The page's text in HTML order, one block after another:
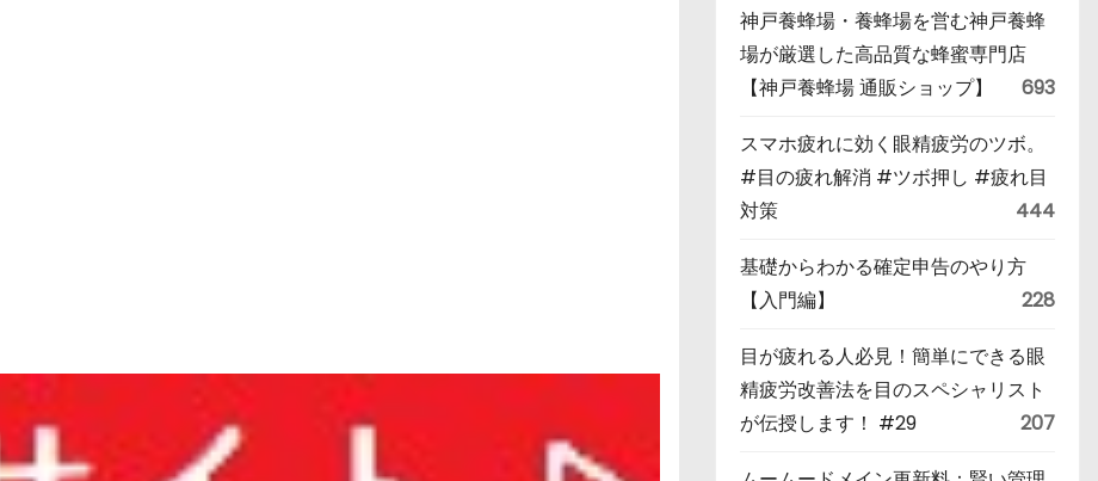
神戸養蜂場・養蜂場を営む神戸養蜂
場が厳選した高品質な蜂蜜専門店
【神戸養蜂場 通販ショップ】
693
スマホ疲れに効く眼精疲労のツボ。
#目の疲れ解消 #ツボ押し #疲れ目
対策
444
基礎からわかる確定申告のやり方
【入門編】
228
目が疲れる人必見！簡単にできる眼
精疲労改善法を目のスペシャリスト
が伝授します！ #29
207